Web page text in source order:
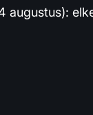
augustus):